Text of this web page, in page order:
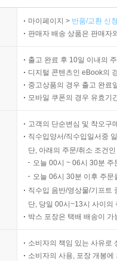
마이페이지 > 반품/교환 신
판매자 배송 상품은 판매자
출고 완료 후 10일 이내의
디지털 콘텐츠인 eBook의
중고상품의 경우 출고 완료
모바일 쿠폰의 경우 유효기
고객의 단순변심 및 착오구
직수입양서/직수입일서중
단, 아래의 주문/취소 조건
오늘 00시 ~ 06시 30분
오늘 06시 30분 이후 주
직수입 음반/영상물/기프트
단, 당일 00시~13시 사이의
박스 포장은 택배 배송이
소비자의 책임 있는 사유로
소비자의 사용, 포장 개봉